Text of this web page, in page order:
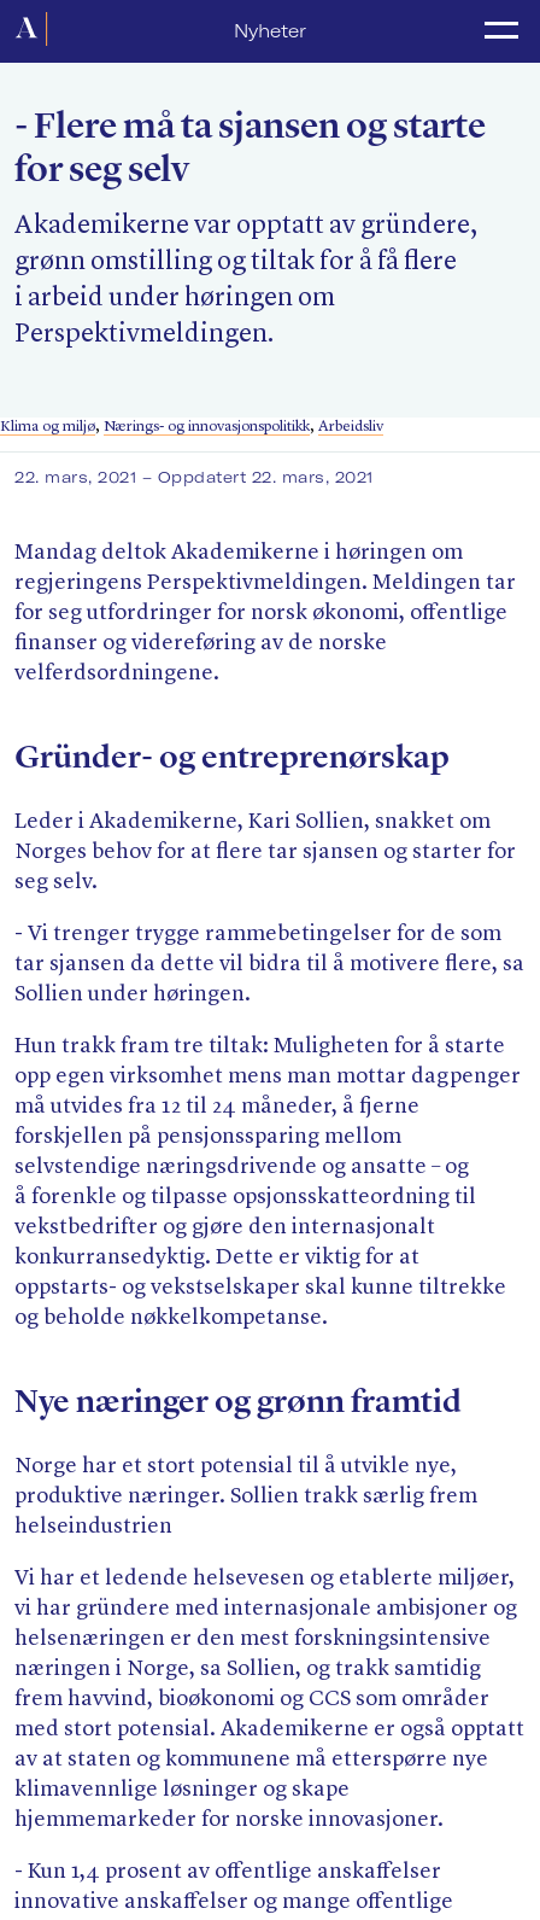
Nyheter
Forside
Lønnsoppgjør
Medlemsforeninger
Kurs og konferanser
For media
Akademikerne Pluss
Søk
- Flere må ta sjansen og starte
for seg selv
Akademikerne var opptatt av gründere,
grønn omstilling og tiltak for å få flere
i arbeid under høringen om
Perspektivmeldingen.
Klima og miljø, Nærings- og innovasjonspolitikk, Arbeidsliv
22. mars, 2021 – Oppdatert 22. mars, 2021
Mandag deltok Akademikerne i høringen om
regjeringens Perspektivmeldingen. Meldingen tar
for seg utfordringer for norsk økonomi, offentlige
finanser og videreføring av de norske
velferdsordningene.
Gründer- og entreprenørskap
Leder i Akademikerne, Kari Sollien, snakket om
Norges behov for at flere tar sjansen og starter for
seg selv.
- Vi trenger trygge rammebetingelser for de som
tar sjansen da dette vil bidra til å motivere flere, sa
Sollien under høringen.
Hun trakk fram tre tiltak: Muligheten for å starte
opp egen virksomhet mens man mottar dagpenger
må utvides fra 12 til 24 måneder, å fjerne
forskjellen på pensjonssparing mellom
selvstendige næringsdrivende og ansatte – og
å forenkle og tilpasse opsjonsskatteordning til
vekstbedrifter og gjøre den internasjonalt
konkurransedyktig. Dette er viktig for at
oppstarts- og vekstselskaper skal kunne tiltrekke
og beholde nøkkelkompetanse.
Nye næringer og grønn framtid
Norge har et stort potensial til å utvikle nye,
produktive næringer. Sollien trakk særlig frem
helseindustrien
Vi har et ledende helsevesen og etablerte miljøer,
vi har gründere med internasjonale ambisjoner og
helsenæringen er den mest forskningsintensive
næringen i Norge, sa Sollien, og trakk samtidig
frem havvind, bioøkonomi og CCS som områder
med stort potensial. Akademikerne er også opptatt
av at staten og kommunene må etterspørre nye
klimavennlige løsninger og skape
hjemmemarkeder for norske innovasjoner.
- Kun 1,4 prosent av offentlige anskaffelser
innovative anskaffelser og mange offentlige